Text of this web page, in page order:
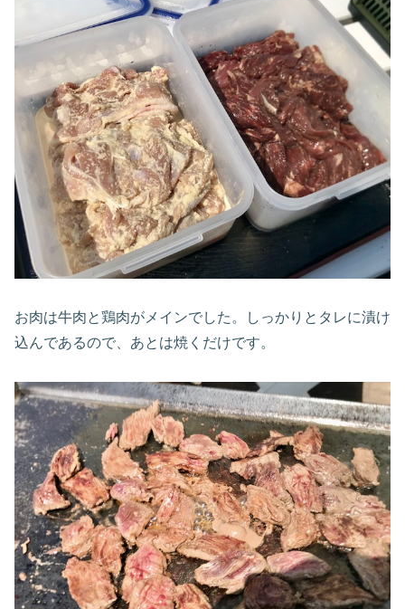
お肉は牛肉と鶏肉がメインでした。しっかりとタレに漬け
込んであるので、あとは焼くだけです。